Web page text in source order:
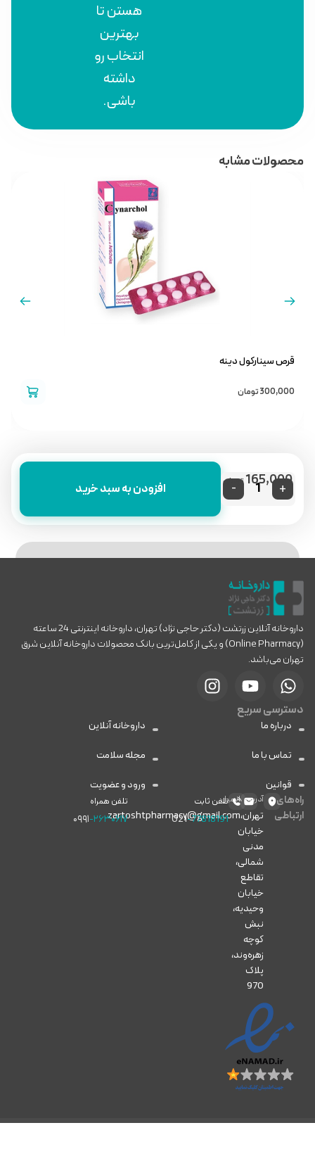
هستن تا
بهترین
انتخاب رو
داشته
باشی.
محصولات مشابه
قرص سینارکول دینه
300,000تومان
- + افزودن به سبد خرید 165,000تومان
داروخانه آنلاین زرتشت (دکتر حاجی نژاد) تهران، داروخانه اینترنتی 24 ساعته
(Online Pharmacy) و یکی از کامل‌ترین بانک محصولات داروخانه آنلاین شرق
تهران می‌باشد.
دسترسی سریع
درباره ما
تماس با ما
قوانین
داروخانه آنلاین
مجله سلامت
ورود و عضویت
راه‌های
ارتباطی
آدرس
تهران،
خیابان
مدنی
شمالی،
تقاطع
خیابان
وحیدیه،
نبش
کوچه
زهره‌وند،
پلاک
970
ایمیل
zartoshtpharmacy@gmail.com
تلفن ثابت
021-77818191
تلفن همراه
۰۹۹۱-۲۶۳۰۶۱۷